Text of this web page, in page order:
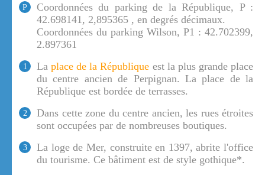
P
Coordonnées du parking de la République, P :
42.698141, 2,895365 , en degrés décimaux.
Coordonnées du parking Wilson, P1 : 42.702399,
2.897361
1 Laplace de la République est la plus grande place
du centre ancien de Perpignan. La place de la
République est bordée de terrasses.
2
Dans cette zone du centre ancien, les rues étroites
sont occupées par de nombreuses boutiques.
3
La loge de Mer, construite en 1397, abrite l'office
du tourisme. Ce bâtiment est de style gothique*.